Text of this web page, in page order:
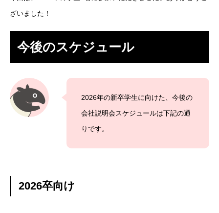
ざいました！
今後のスケジュール
2026年の新卒学生に向けた、今後の
会社説明会スケジュールは下記の通
りです。
2026卒向け